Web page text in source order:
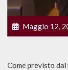
Maggio 12,
Come previsto